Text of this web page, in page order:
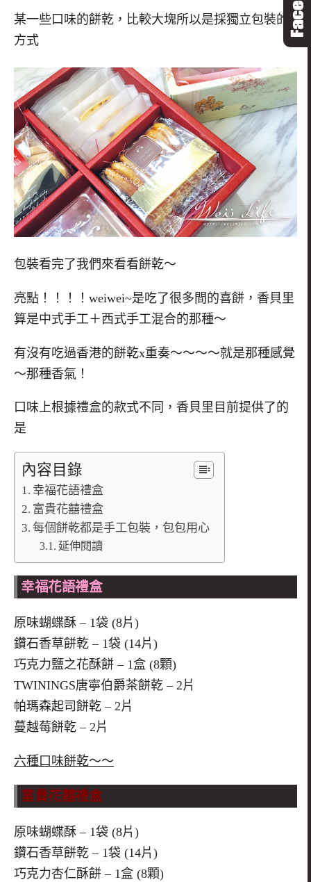
某一些口味的餅乾，比較大塊所以是採獨立包裝的
方式
包裝看完了我們來看看餅乾～
亮點！！！！weiwei~是吃了很多間的喜餅，香貝里
算是中式手工＋西式手工混合的那種～
有沒有吃過香港的餅乾x重奏～～～～就是那種感覺
～那種香氣！
口味上根據禮盒的款式不同，香貝里目前提供了的
是
內容目錄
幸福花語禮盒
富貴花囍禮盒
每個餅乾都是手工包裝，包包用心
延伸閱讀
幸福花語禮盒
原味蝴蝶酥 – 1袋 (8片)
鑽石香草餅乾 – 1袋 (14片)
巧克力鹽之花酥餅 – 1盒 (8顆)
TWININGS唐寧伯爵茶餅乾 – 2片
帕瑪森起司餅乾 – 2片
蔓越莓餅乾 – 2片
六種口味餅乾～～
富貴花囍禮盒
原味蝴蝶酥 – 1袋 (8片)
鑽石香草餅乾 – 1袋 (14片)
巧克力杏仁酥餅 – 1盒 (8顆)